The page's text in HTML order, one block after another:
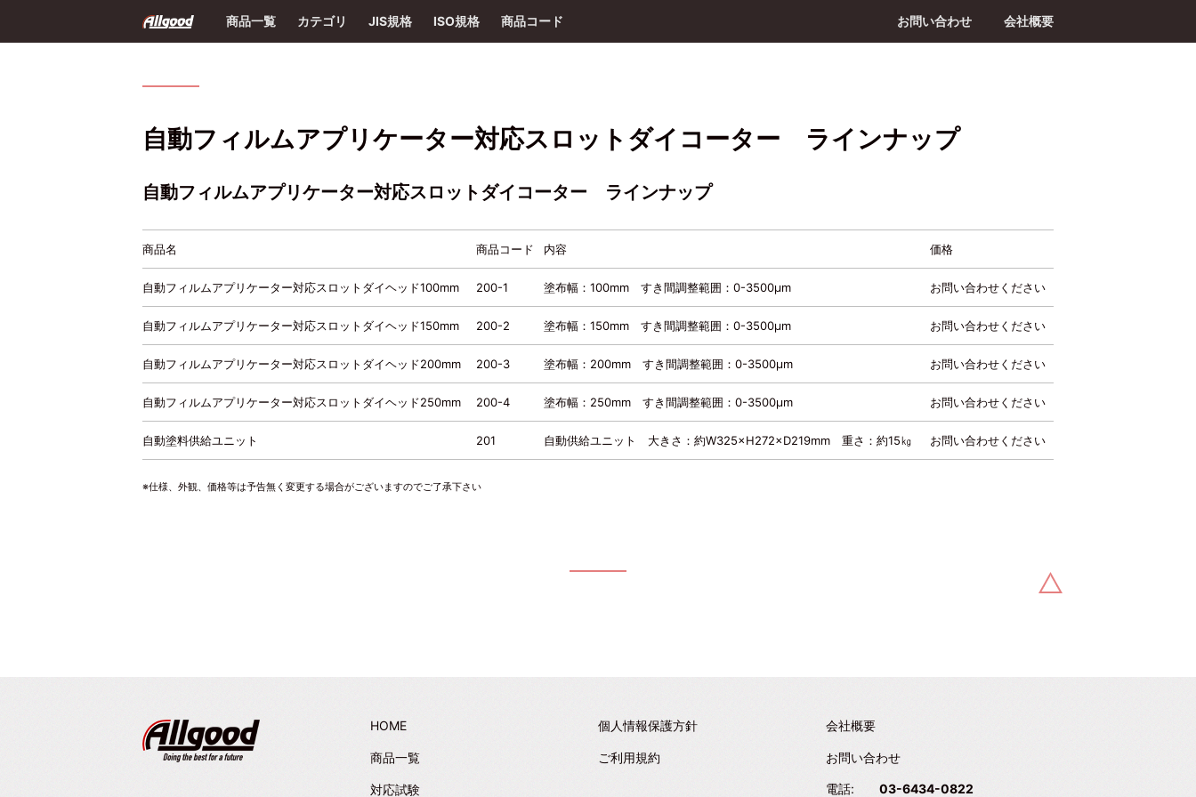
商品一覧 カテゴリ JIS規格 ISO規格 商品コード 会社概要
お問い合わせ
自動フィルムアプリケーター対応スロットダイコーター ラインナップ
自動フィルムアプリケーター対応スロットダイコーター ラインナップ
商品名 商品コード 内容 価格
自動フィルムアプリケーター対応スロットダイヘッド100mm 200-1 塗布幅：100mm すき間調整範囲：0-3500μm お問い合わせください
自動フィルムアプリケーター対応スロットダイヘッド150mm 200-2 塗布幅：150mm すき間調整範囲：0-3500μm お問い合わせください
自動フィルムアプリケーター対応スロットダイヘッド200mm 200-3 塗布幅：200mm すき間調整範囲：0-3500μm お問い合わせください
自動フィルムアプリケーター対応スロットダイヘッド250mm 200-4 塗布幅：250mm すき間調整範囲：0-3500μm お問い合わせください
自動塗料供給ユニット 201 自動供給ユニット 大きさ：約W325×H272×D219mm 重さ：約15㎏ お問い合わせください
※仕様、外観、価格等は予告無く変更する場合がございますのでご了承下さい
HOME
商品一覧
対応試験
個人情報保護方針
ご利用規約
会社概要
お問い合わせ
電話: 03-6434-0822